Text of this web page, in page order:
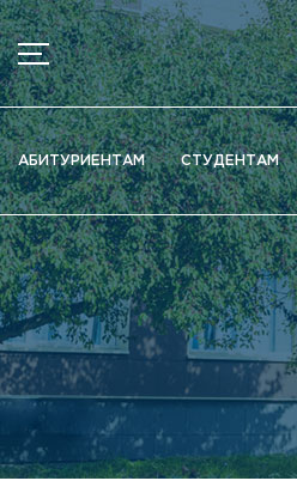
АБИТУРИЕНТАМ СТУДЕНТАМ
МЕНЮ
Новости
Объявления
Документы
Сведения об
Официально о приёме
Научная деятельность
Высшие школы /
Дополнительное
Федеральный ресурсный
Вакантные места для